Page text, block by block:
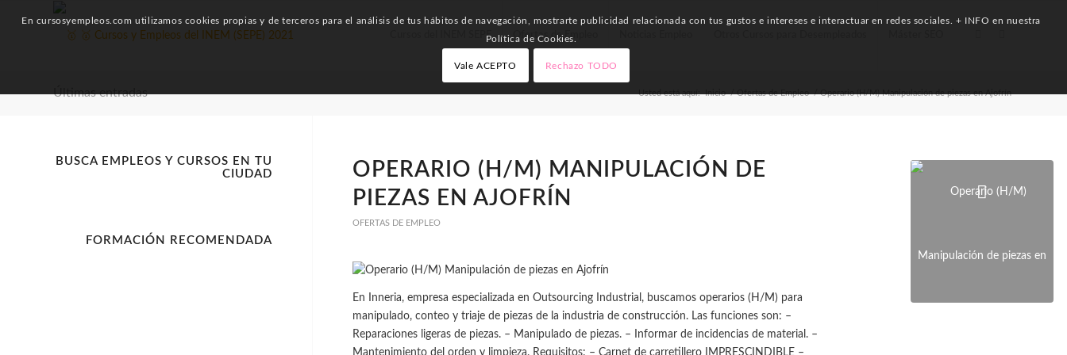
Cursos del INEM SEPE Ofertas de Empleo
Últimas entradas Usted está aquí: Inicio / Ofertas de Empleo / Operario (H/M) Manipulación de piezas en Ajofrín
OPERARIO (H/M) MANIPULACIÓN DE
PIEZAS EN AJOFRÍN
OFERTAS DE EMPLEO
En Inneria, empresa especializada en Outsourcing Industrial, buscamos operarios (H/M) para
manipulado, conteo y triaje de piezas de la industria de construcción. Las funciones son: –
Reparaciones ligeras de piezas. – Manipulado de piezas. – Informar de incidencias de material. –
Mantenimiento del orden y limpieza. Requisitos: – Carnet de carretillero IMPRESCINDIBLE –
BUSCA EMPLEOS Y CURSOS EN TU
CIUDAD
FORMACIÓN RECOMENDADA
En cursosyempleos.com utilizamos cookies propias y de terceros para el análisis de tus hábitos de navegación, mostrarte publicidad relacionada con tus gustos e intereses e interactuar en redes sociales. + INFO en nuestra
Política de Cookies.
Vale ACEPTO Rechazo TODO